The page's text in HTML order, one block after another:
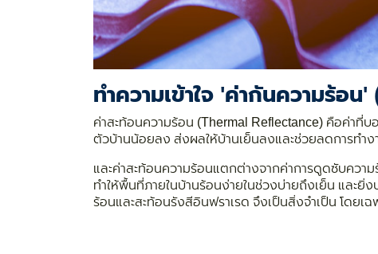
ทำความเข้าใจ 'ค่ากันความร้อ
ค่าสะท้อนความร้อน (Thermal Reflectance) คือค่าที่
ตัวบ้านน้อยลง ส่งผลให้บ้านเย็นลงและช่วยลดการทำง
และค่าสะท้อนความร้อนแตกต่างจากค่าการดูดซับคว
ทำให้พื้นที่ภายในบ้านร้อนง่ายในช่วงบ่ายถึงเย็น และ
ร้อนและสะท้อนรังสีอินฟราเรด จึงเป็นสิ่งจำเป็น โดย